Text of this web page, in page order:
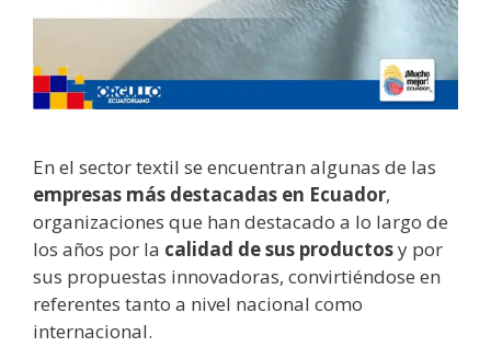
En el sector textil se encuentran algunas de las
empresas más destacadas en Ecuador,
organizaciones que han destacado a lo largo de
los años por la calidad de sus productosy por
sus propuestas innovadoras, convirtiéndose en
referentes tanto a nivel nacional como
internacional.